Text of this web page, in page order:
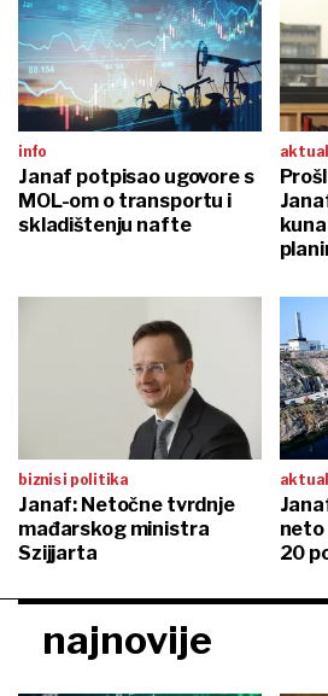
info
Janaf potpisao ugovore s
MOL-om o transportu i
skladištenju nafte
biznis i politika
Janaf: Netočne tvrdnje
mađarskog ministra
Szijjarta
neto
20
najnovije